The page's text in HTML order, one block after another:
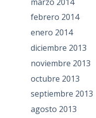
febrero 2014
enero 2014
diciembre 2013
noviembre 2013
octubre 2013
septiembre 2013
agosto 2013